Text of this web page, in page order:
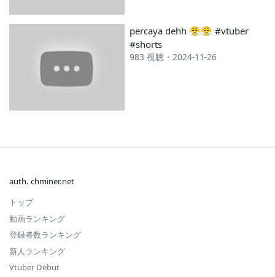
percaya dehh 😤😤 #vtuber
#shorts
983 視聴・2024-11-26
auth. chminer.net
トップ
動画ランキング
登録者数ランキング
新人ランキング
Vtuber Debut